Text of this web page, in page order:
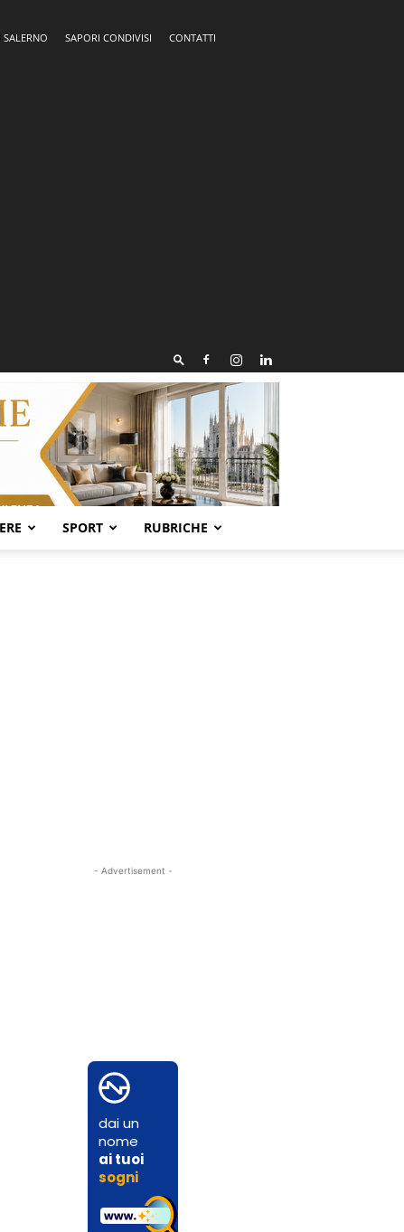
SALERNO SAPORI CONDIVISI
CONTATTI
SPORT RUBRICHE
- Advertisement -